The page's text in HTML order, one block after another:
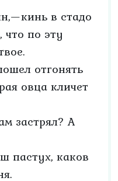
в стадо
по эту
отгонять
овца кличет
застрял? А
пастух, каков